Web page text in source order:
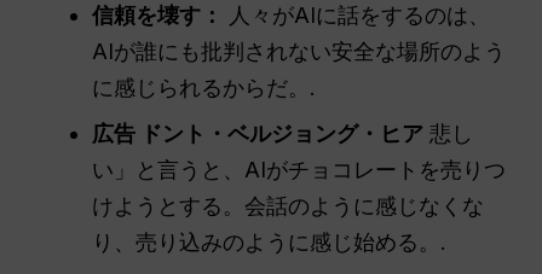
信頼を壊す：
人々がAIに話をするのは、
AIが誰にも批判されない安全な場所のよう
に感じられるからだ。.
広告 ドント・ベルジョング・ヒア 悲し
い」と言うと、AIがチョコレートを売りつ
けようとする。会話のように感じなくな
り、売り込みのように感じ始める。.